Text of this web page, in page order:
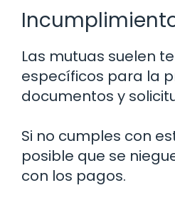
Las mutuas suelen
específicos para la
documentos y
Si no cumples con
posible que se
con los pagos.